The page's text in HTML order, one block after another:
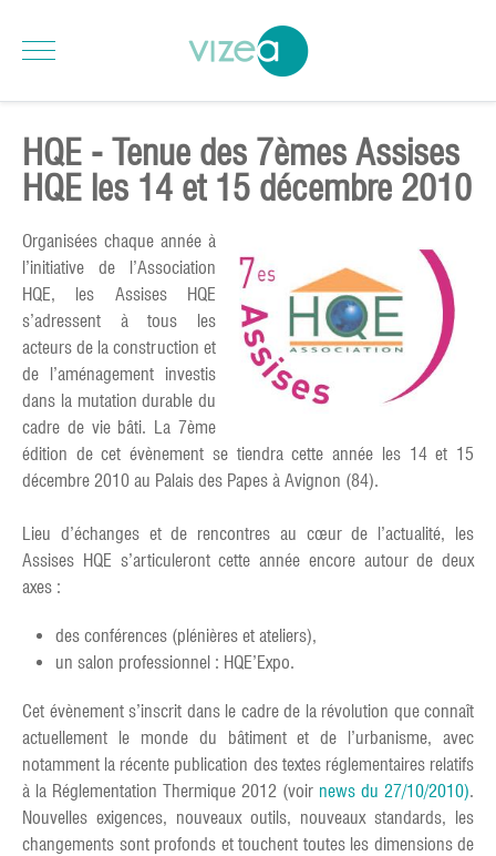
HQE - Tenue des 7èmes Assises
HQE les 14 et 15 décembre 2010
Organisées chaque année à
l’initiative de l’Association
HQE, les Assises HQE
s’adressent à tous les
acteurs de la construction et
de l’aménagement investis
dans la mutation durable du
cadre de vie bâti. La 7ème
édition de cet évènement se tiendra cette année les 14 et 15
décembre 2010 au Palais des Papes à Avignon (84).
Lieu d’échanges et de rencontres au cœur de l’actualité, les
Assises HQE s’articuleront cette année encore autour de deux
axes :
des conférences (plénières et ateliers),
un salon professionnel : HQE’Expo.
Cet évènement s’inscrit dans le cadre de la révolution que connaît
actuellement le monde du bâtiment et de l’urbanisme, avec
notamment la récente publication des textes réglementaires relatifs
à la Réglementation Thermique 2012 (voir news du 27/10/2010).
Nouvelles exigences, nouveaux outils, nouveaux standards, les
changements sont profonds et touchent toutes les dimensions de